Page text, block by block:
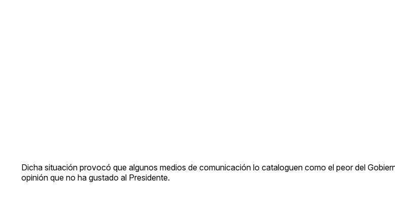
Dicha situación provocó que algunos medios de comunicación lo cataloguen como el peor del
opinión que no ha gustado al Presidente.